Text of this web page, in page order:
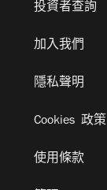
投資者查詢
加入我們
隱私聲明
Cookies 政策
使用條款